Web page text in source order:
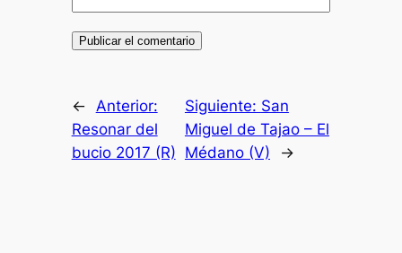
← Anterior:
Resonar del
bucio 2017 (R)
Siguiente: San
Miguel de Tajao – El
Médano (V)
→